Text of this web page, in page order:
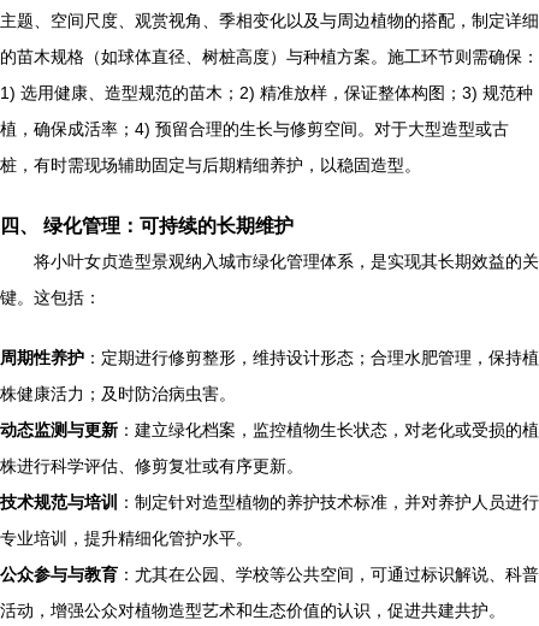
主题、空间尺度、观赏视角、季相变化以及与周边植物的搭配，制定详细
的苗木规格（如球体直径、树桩高度）与种植方案。施工环节则需确保：
1) 选用健康、造型规范的苗木；2) 精准放样，保证整体构图；3) 规范种
植，确保成活率；4) 预留合理的生长与修剪空间。对于大型造型或古
桩，有时需现场辅助固定与后期精细养护，以稳固造型。
四、 绿化管理：可持续的长期维护
将小叶女贞造型景观纳入城市绿化管理体系，是实现其长期效益的关
键。这包括：
周期性养护 ：定期进行修剪整形，维持设计形态；合理水肥管理，保持植
株健康活力；及时防治病虫害。
动态监测与更新 ：建立绿化档案，监控植物生长状态，对老化或受损的植
株进行科学评估、修剪复壮或有序更新。
技术规范与培训
：制定针对造型植物的养护技术标准，并对养护人员进行
专业培训，提升精细化管护水平。
公众参与与教育 ：尤其在公园、学校等公共空间，可通过标识解说、科普
活动，增强公众对植物造型艺术和生态价值的认识，促进共建共护。